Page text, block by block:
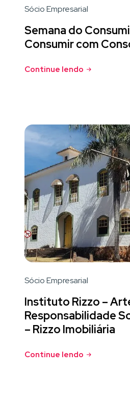
Sócio Empresarial
Semana do
Consumir com
Continue lendo
Sócio Empresarial
Instituto Rizzo –
Responsabilidade
– Rizzo Imobiliária
Continue lendo